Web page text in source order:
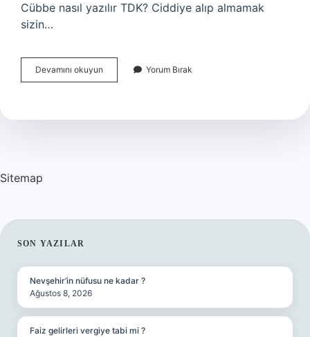
Cübbe nasıl yazılır TDK? Ciddiye alıp almamak
sizin…
Devamını okuyun
Nasıl
Yorum Bırak
Sitemap
SIDEBAR
SON YAZILAR
Nevşehir’in nüfusu ne kadar ?
Ağustos 8, 2026
Faiz gelirleri vergiye tabi mi ?